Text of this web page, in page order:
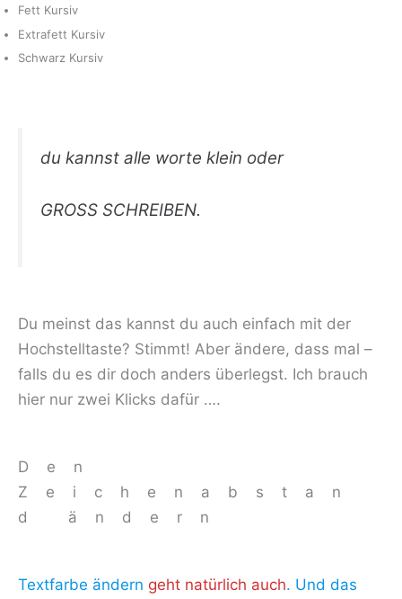
Fett Kursiv
Extrafett Kursiv
Schwarz Kursiv
du kannst alle worte klein oder
GROSS SCHREIBEN.
Du meinst das kannst du auch einfach mit der
Hochstelltaste? Stimmt! Aber ändere, dass mal –
falls du es dir doch anders überlegst. Ich brauch
hier nur zwei Klicks dafür ….
Den
Zeichenabstan
d ändern
Textfarbe ändern geht natürlich auch. Und das